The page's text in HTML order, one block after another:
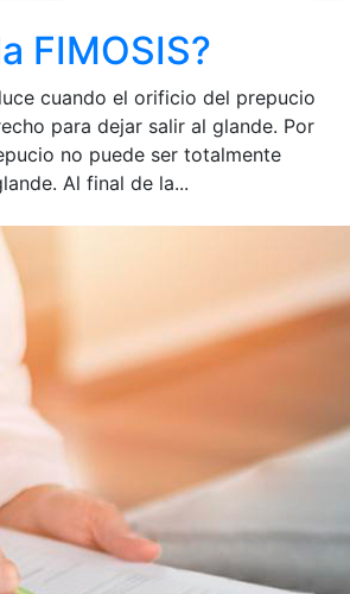
FIMOSIS?
cuando el orificio del prepucio
para dejar salir al glande. Por
no puede ser totalmente
Al final de la...